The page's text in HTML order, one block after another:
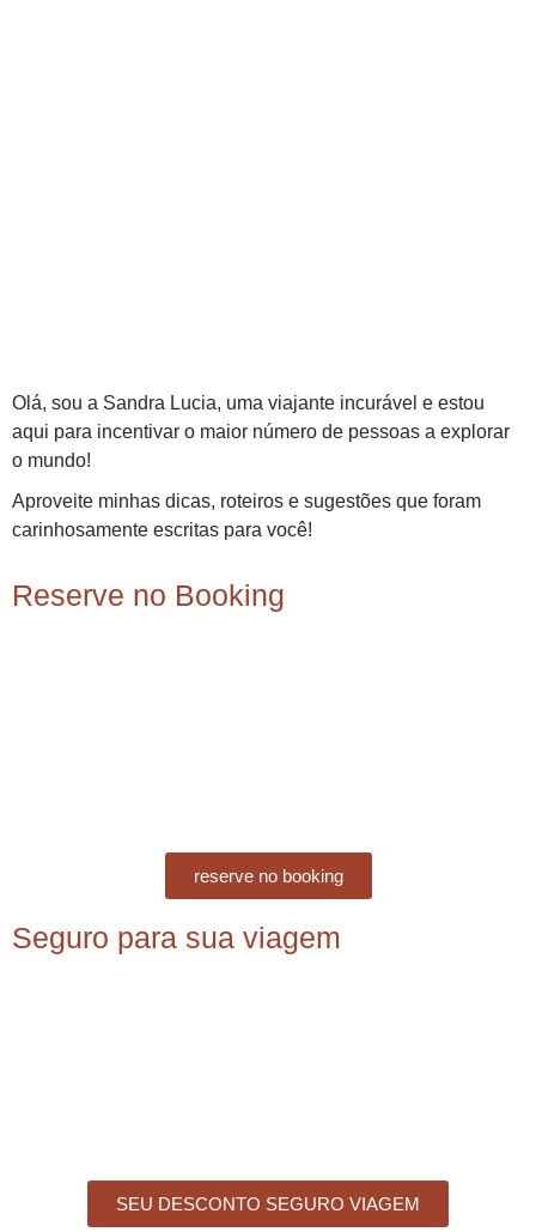
Olá, sou a Sandra Lucia, uma viajante incurável e estou
aqui para incentivar o maior número de pessoas a explorar
o mundo!
Aproveite minhas dicas, roteiros e sugestões que foram
carinhosamente escritas para você!
Reserve no Booking
reserve no booking
Seguro para sua viagem
SEU DESCONTO SEGURO VIAGEM